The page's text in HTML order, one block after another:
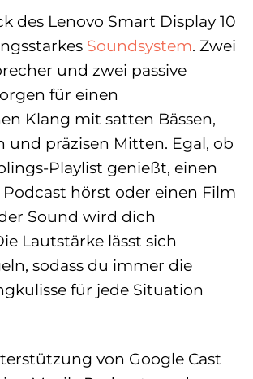
des Lenovo Smart Display 10
Soundsystem. Zwei
und zwei passive
für einen
Klang mit satten Bässen,
und präzisen Mitten. Egal, ob
Playlist genießt, einen
hörst oder einen Film
Sound wird dich
Lautstärke lässt sich
sodass du immer die
für jede Situation
von Google Cast